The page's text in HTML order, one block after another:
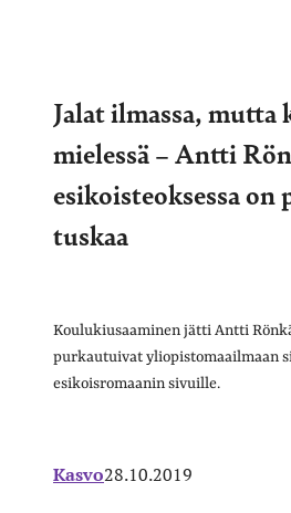
Jalat ilmassa,
mielessä – Antti
esikoisteoksessa on
tuskaa
Koulukiusaaminen jätti Antti
purkautuivat yliopistomaailmaan
esikoisromaanin sivuille.
Kasvo28.10.2019